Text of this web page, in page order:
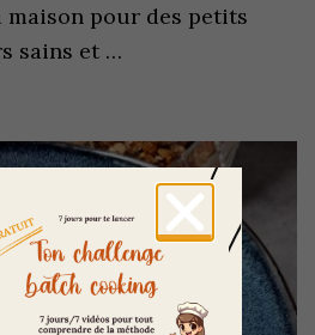
maison pour des petits
sains et …